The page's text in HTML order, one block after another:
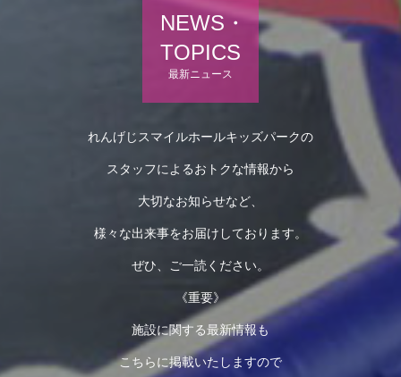
NEWS・
TOPICS
最新ニュース
れんげじスマイルホールキッズパークの
スタッフによるおトクな情報から
大切なお知らせなど、
様々な出来事をお届けしております。
ぜひ、ご一読ください。
《重要》
施設に関する最新情報も
こちらに掲載いたしますので